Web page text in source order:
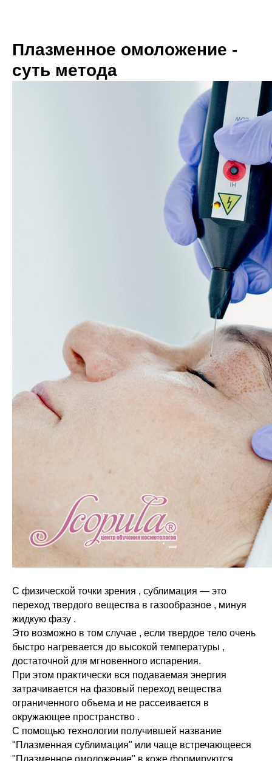
Плазменное омоложение -
суть метода
С физической точки зрения , сублимация — это
переход твердого вещества в газообразное , минуя
жидкую фазу .
Это возможно в том случае , если твердое тело очень
быстро нагревается до высокой температуры ,
достаточной для мгновенного испарения.
При этом практически вся подаваемая энергия
затрачивается на фазовый переход вещества
ограниченного объема и не рассеивается в
окружающее пространство .
С помощью технологии получившей название
"Плазменная сублимация" или чаще встречающееся
"Плазменное омоложение" в коже формируются